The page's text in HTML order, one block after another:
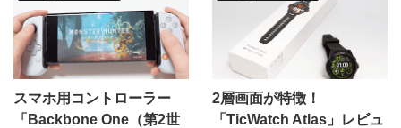
スマホ用コントローラー
「Backbone One（第2世
2層画面が特徴！
「TicWatch Atlas」レビュ